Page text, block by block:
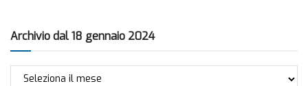
Archivio dal 18 gennaio 2024
Archivio